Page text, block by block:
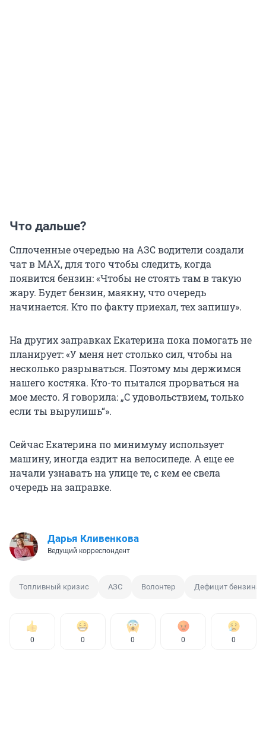
Что дальше?
Сплоченные очередью на АЗС водители создали
чат в MAX, для того чтобы следить, когда
появится бензин: «Чтобы не стоять там в такую
жару. Будет бензин, маякну, что очередь
начинается. Кто по факту приехал, тех запишу».
На других заправках Екатерина пока помогать не
планирует: «У меня нет столько сил, чтобы на
несколько разрываться. Поэтому мы держимся
нашего костяка. Кто-то пытался прорваться на
мое место. Я говорила: „С удовольствием, только
если ты вырулишь“».
Сейчас Екатерина по минимуму использует
машину, иногда ездит на велосипеде. А еще ее
начали узнавать на улице те, с кем ее свела
очередь на заправке.
Дарья Кливенкова
Ведущий корреспондент
Топливный кризис АЗС Волонтер Дефицит бензина
0 0 0 0 0